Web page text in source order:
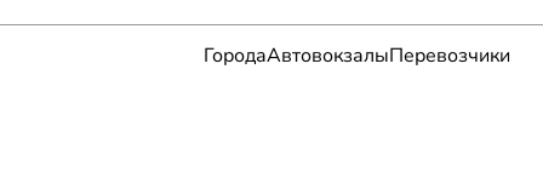
ГородаАвтовокзалыПеревозчики